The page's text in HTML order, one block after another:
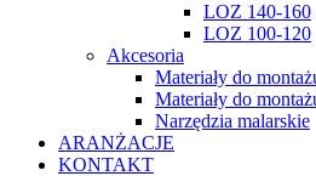
LOZ 140-160
LOZ 100-120
Akcesoria
Materiały do
Materiały do
Narzędzia malarskie
ARANŻACJE
KONTAKT